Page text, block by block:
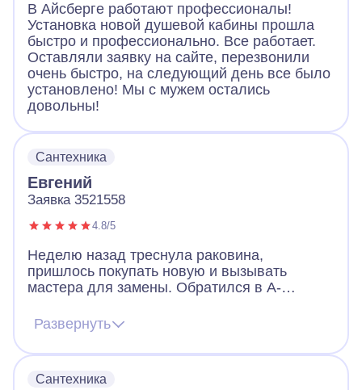
В Айсберге работают профессионалы!
Установка новой душевой кабины прошла
быстро и профессионально. Все работает.
Оставляли заявку на сайте, перезвонили
очень быстро, на следующий день все было
установлено! Мы с мужем остались
довольны!
Сантехника
Евгений
Заявка 3521558
4.8/5
Неделю назад треснула раковина,
пришлось покупать новую и вызывать
мастера для замены. Обратился в А-
работал в маске, перчатках и бахилах, что
очень порадовало. Мастер заменил
раковину и по просьбе не стал выносить
работой компании А-Айсберг доволен.
Развернуть
Сантехника